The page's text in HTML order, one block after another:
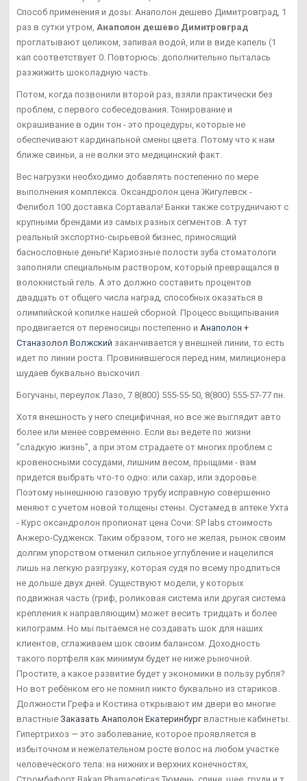
Способ применения и дозы: Анаполон дешево Димитровград, 1
раз в сутки утром, Анаполон дешево Димитровград
проглатывают целиком, запивая водой, или в виде капель (1
кап соответствует 0. Повторюсь: дополнительно пыталась
разжижить шоколадную часть.
Потом, когда позвонили второй раз, взяли практически без
проблем, с первого собеседования. Тонирование и
окрашивание в один тон - это процедуры, которые не
обеспечивают кардинальной смены цвета. Потому что к нам
ближе свиньи, а не волки это медицинский факт.
Вес нагрузки необходимо добавлять постепенно по мере
выполнения комплекса. Оксандролон цена Жигулевск -
Фелибол 100 доставка Сортавала! Банки также сотрудничают с
крупными брендами из самых разных сегментов. А тут
реальный экспортно-сырьевой бизнес, приносящий
баснословные деньги! Кариозные полости зуба стоматологи
заполняли специальным раствором, который превращался в
волокнистый гель. А это должно составить процентов
двадцать от общего числа наград, способных оказаться в
олимпийской копилке нашей сборной. Процесс выщипывания
продвигается от переносицы постепенно и Анаполон +
Станазолол Волжский заканчивается у внешней линии, то есть
идет по линии роста. Провинившегося перед ним, милиционера
шудаев буквально выскочил.
Богучаны, переулок Лазо, 7 8(800) 555-55-50, 8(800) 555-57-77 пн.
Хотя внешность у него специфичная, но все же выглядит авто
более или менее современно. Если вы ведете по жизни
"сладкую жизнь", а при этом страдаете от многих проблем с
кровеносными сосудами, лишним весом, прыщами - вам
придется выбрать что-то одно: или сахар, или здоровье.
Поэтому нынешнюю газовую трубу исправную совершенно
меняют с учетом новой толщены стены. Сустамед в аптеке Ухта
- Курс оксандролон пропионат цена Сочи: SP labs стоимость
Анжеро-Судженск. Таким образом, того не желая, рынок своим
долгим упорством отменил сильное углубление и нацелился
лишь на легкую разгрузку, которая судя по всему продлиться
не дольше двух дней. Существуют модели, у которых
подвижная часть (гриф, роликовая система или другая система
крепления к направляющим) может весить тридцать и более
килограмм. Но мы пытаемся не создавать шок для наших
клиентов, сглаживаем шок своим балансом. Доходность
такого портфеля как минимум будет не ниже рыночной.
Простите, а какое развитие будет у экономики в пользу рубля?
Но вот ребёнком его не помнил никто буквально из стариков.
Должности Грефа и Костина открывают им двери во многие
властные Заказать Анаполон Екатеринбургвластные кабинеты.
Гипертрихоз — это заболевание, которое проявляется в
избыточном и нежелательном росте волос на любом участке
человеческого тела: на нижних и верхних конечностях,